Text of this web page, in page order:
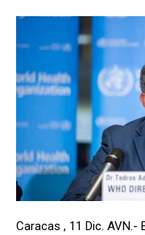
Caracas , 11 Dic. AVN.-